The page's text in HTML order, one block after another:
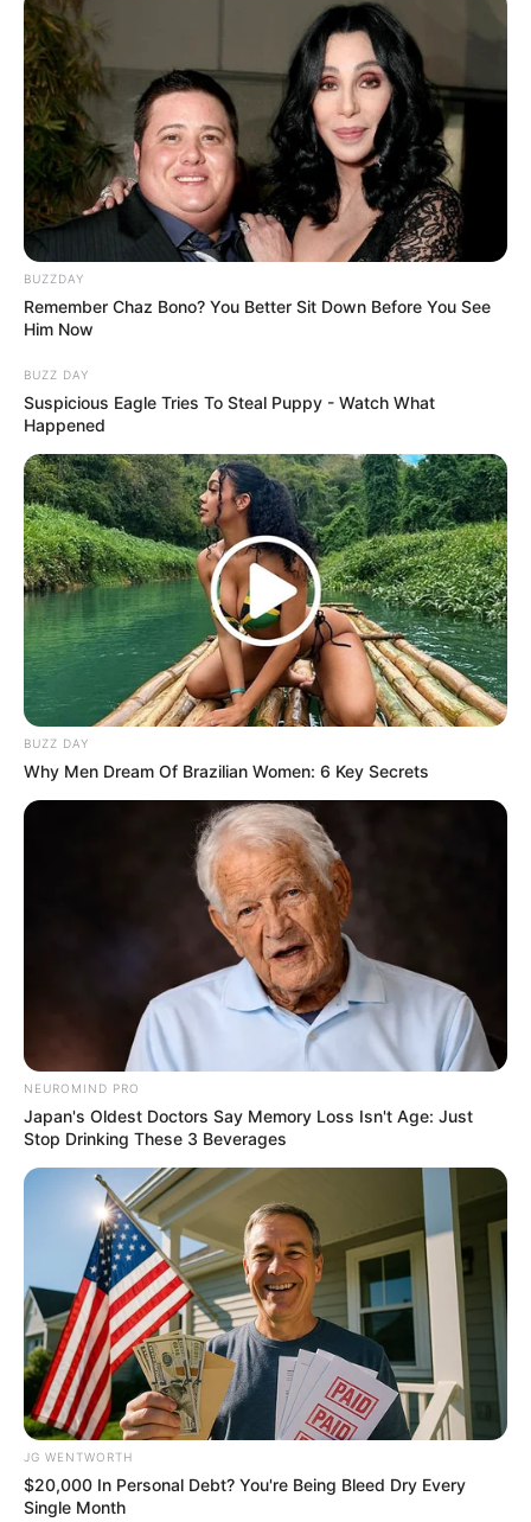
Japan's Oldest Doctors Say Memory Loss Isn't
Age: Just Stop Eating These 3 Foods
Men 45+ Are Trying This To Perform Better
MEDVI
Men, You Don't Need Viagra If You Do This Once A
Day
MEDVI
This Trick Will Give You An Erection At Any Age
MEDVI
BUZZDAY
Remember Chaz Bono? You Better Sit Down Before You See
Him Now
BUZZ DAY
Suspicious Eagle Tries To Steal Puppy - Watch What
Happened
BUZZ DAY
Why Men Dream Of Brazilian Women: 6 Key Secrets
NEUROMIND PRO
Japan's Oldest Doctors Say Memory Loss Isn't Age: Just
Stop Drinking These 3 Beverages
JG WENTWORTH
$20,000 In Personal Debt? You're Being Bleed Dry Every
Single Month